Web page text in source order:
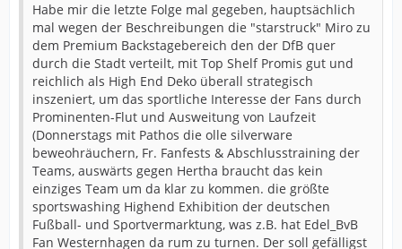
Habe mir die letzte Folge mal gegeben, hauptsächlich
mal wegen der Beschreibungen die "starstruck" Miro zu
dem Premium Backstagebereich den der DfB quer
durch die Stadt verteilt, mit Top Shelf Promis gut und
reichlich als High End Deko überall strategisch
inszeniert, um das sportliche Interesse der Fans durch
Prominenten-Flut und Ausweitung von Laufzeit
(Donnerstags mit Pathos die olle silverware
beweohräuchern, Fr. Fanfests & Abschlusstraining der
Teams, auswärts gegen Hertha braucht das kein
einziges Team um da klar zu kommen. die größte
sportswashing Highend Exhibition der deutschen
Fußball- und Sportvermarktung, was z.B. hat Edel_BvB
Fan Westernhagen da rum zu turnen. Der soll gefälligst